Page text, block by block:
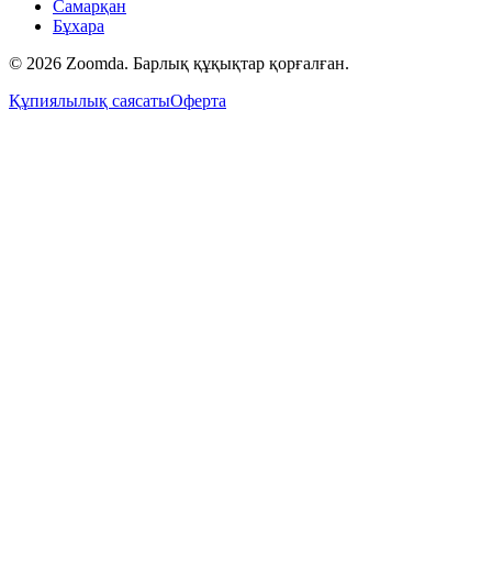
Самарқан
Бұхара
© 2026 Zoomda. Барлық құқықтар қорғалған.
Құпиялылық саясатыОферта